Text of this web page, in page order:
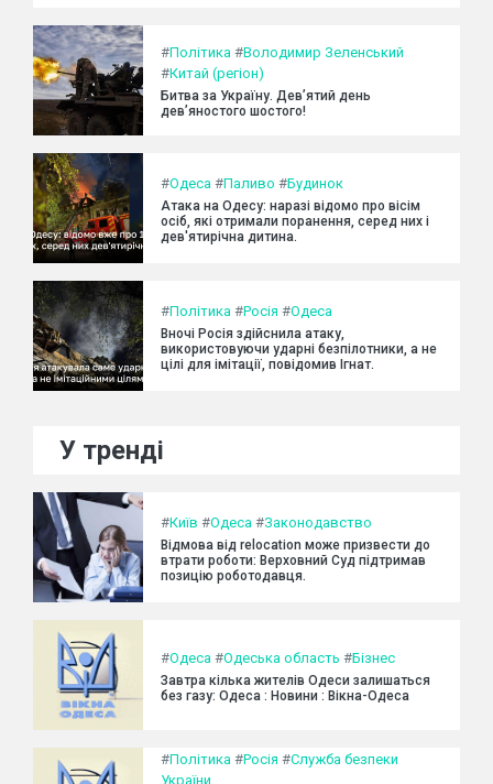
#Політика #Володимир Зеленський
#Китай (регіон)
Битва за Україну. Дев’ятий день
дев’яностого шостого!
#Одеса #Паливо #Будинок
Атака на Одесу: наразі відомо про вісім
осіб, які отримали поранення, серед них і
дев'ятирічна дитина.
#Політика #Росія #Одеса
Вночі Росія здійснила атаку,
використовуючи ударні безпілотники, а не
цілі для імітації, повідомив Ігнат.
У тренді
#Київ #Одеса #Законодавство
Відмова від relocation може призвести до
втрати роботи: Верховний Суд підтримав
позицію роботодавця.
#Одеса #Одеська область #Бізнес
Завтра кілька жителів Одеси залишаться
без газу: Одеса : Новини : Вікна-Одеса
#Політика #Росія #Служба безпеки
України